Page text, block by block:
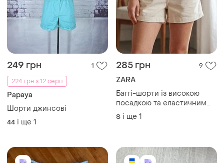
249 грн
1
224 грн з 12 серп
Papaya
Шорти джинсові
44 і ще 1
285 грн 9
ZARA
Баггі-шорти із високою
посадкою та еластичним
поясом
S і ще 1